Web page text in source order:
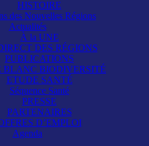
HISTOIRE
des Nouvelles Régions
Actualités
À la UNE
DES RÉGIONS
PUBLICATIONS
BLANC BIODIVERSITÉ
ETUDE SANTÉ
Séquence Santé
PRESSE
PARTENAIRES
D’EMPLOI
Agenda